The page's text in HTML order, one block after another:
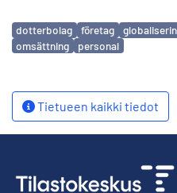
Avainsanat
dotterbolag företag
omsättning
personal
Tietueen kaikki tiedot